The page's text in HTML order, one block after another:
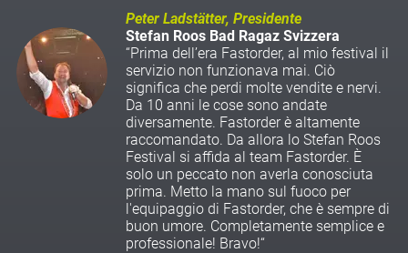
Peter Ladstätter, Presidente
Stefan Roos Bad Ragaz Svizzera
“Prima dell’era Fastorder, al mio festival il
servizio non funzionava mai. Ciò
significa che perdi molte vendite e nervi.
Da 10 anni le cose sono andate
diversamente. Fastorder è altamente
raccomandato. Da allora lo Stefan Roos
Festival si affida al team Fastorder. È
solo un peccato non averla conosciuta
prima. Metto la mano sul fuoco per
l'equipaggio di Fastorder, che è sempre di
buon umore. Completamente semplice e
professionale! Bravo!“